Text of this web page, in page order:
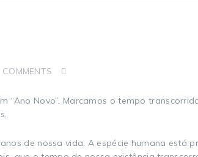
COMMENTS
“Ano Novo”. Marcamos o tempo
de nossa vida. A espécie humana está